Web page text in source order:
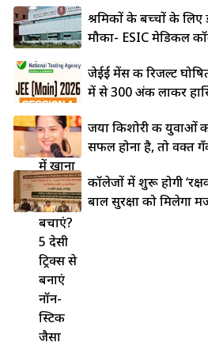
लोहे की
कड़ाही
में खाना
चिपकने
से कैसे
बचाएं?
5 देसी
ट्रिक्स से
बनाएं
नॉन-
स्टिक
जैसा
श्रमिकों के बच्चों के लिए
मौका- ESIC मेडिकल
जेईई मेंस की रिजल्ट
में से 300 अंक लाकर
जया किशोरी की युवाओं
सफल होना है, तो वक्त
कॉलेजों में शुरू होगी
बाल सुरक्षा को मिलेगा